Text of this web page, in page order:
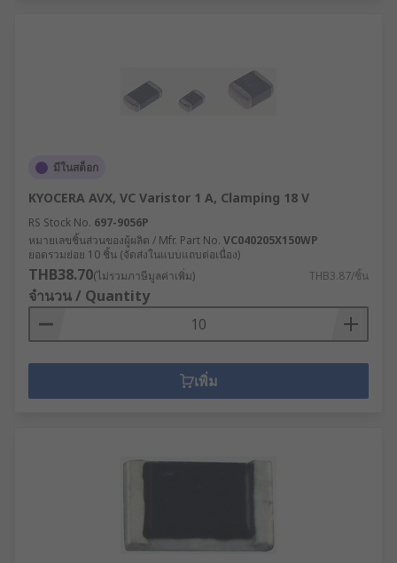
มีในสต็อก
KYOCERA AVX, VC Varistor 1 A, Clamping 18 V
RS Stock No. 697-9056P
หมายเลขชิ้นส่วนของผู้ผลิต / Mfr. Part No. VC040205X150WP
ยอดรวมย่อย 10 ชิ้น (จัดส่งในแบบแถบต่อเนื่อง)
THB38.70(ไม่รวมภาษีมูลค่าเพิ่ม) THB3.87/ชิ้น
จำนวน / Quantity
เพิ่ม